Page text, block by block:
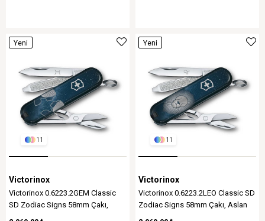
Yeni
11
Victorinox
Victorinox 0.6223.2GEM Classic
SD Zodiac Signs 58mm Çakı,
İkizler Burcu
Yeni
11
Victorinox
Victorinox 0.6223.2LEO Classic SD
Zodiac Signs 58mm Çakı, Aslan